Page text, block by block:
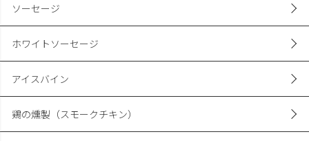
ソーセージ
ホワイトソーセージ
アイスバイン
鶏の燻製（スモークチキン）